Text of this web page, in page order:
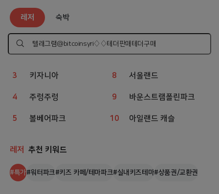
레저 숙박
하
레저 인기 검색어
1 챔피언
2 웨이브파크
3 키자니아
4 주렁주렁
5 볼베어파크
6 아쿠아리움
7 상상체험 키즈월드
8 서울랜드
9 바운스트램폴린파크
10 아일랜드 캐슬
레저 추천 키워드
#특가#워터파크#키즈 카페/테마파크#실내키즈테마#상품권/교환권